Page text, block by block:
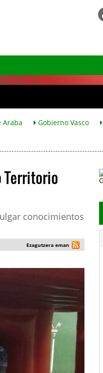
Araba Gobierno Vasco
Territorio
conocimientos
Ezagutzera eman